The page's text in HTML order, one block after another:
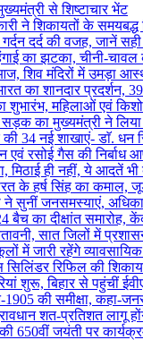
से शिष्टाचार भेंट
ने शिकायतों के समयबद्ध
दर्द की वजह, जानें
का झटका, चीनी-
शिव मंदिरों में उमड़ा
का शानदार प्रदर्शन,
महिलाओं एवं
सड़क का मुख्यमंत्री ने
34 नई शाखाएं- डाॅ. धन
एवं रसोई गैस की निर्बाध
मिठाई ही नहीं, ये आदतें
के हर्ष सिंह का कमाल,
सुनीं जनसमस्याएं,
का दीक्षांत समारोह,
सात जिलों में
में जारी रहेंगे व्यावसायिक
सिलिंडर रिफिल की
शुरू, बिहार से पहुंचीं
1905 की समीक्षा, कहा-
शत-प्रतिशत लागू
650वीं जयंती पर